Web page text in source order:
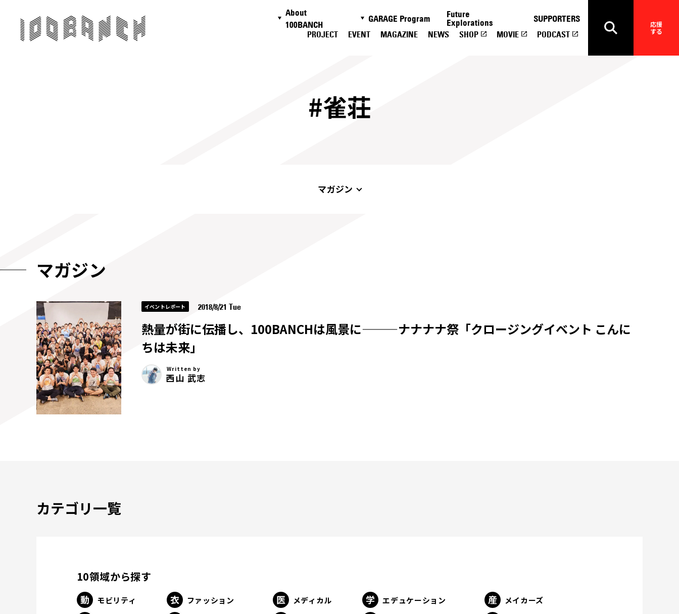
応援
する
About
100BANCH
GARAGE Program
Future
Explorations
SUPPORTERS
PROJECT
EVENT MAGAZINE NEWS SHOP MOVIE PODCAST
#雀荘
マガジン
マガジン
イベントレポート 2018/8/21 Tue
熱量が街に伝播し、100BANCHは風景に———ナナナナ祭「クロージングイベント こんに
ちは未来」
Written by
西山 武志
カテゴリ一覧
10領域から探す
モビリティ ファッション メディカル エデュケーション
メイカーズ